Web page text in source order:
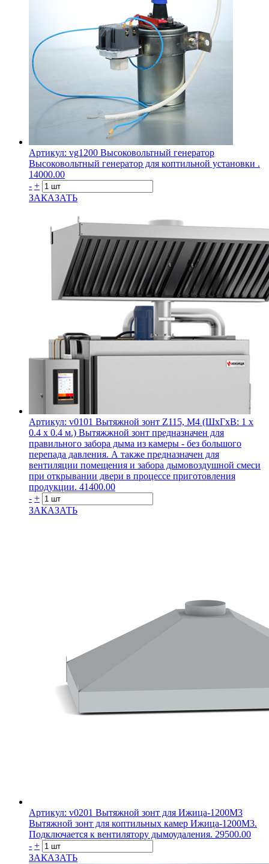
Артикул: vg1200 Высоковольтный генератор
Высоковольтный генератор для коптильной установки .
14000.00
- +
ЗАКАЗАТЬ
Артикул: v0101 Вытяжной зонт Z115, М4 (ШхГхВ: 1 х
0.4 х 0.4 м.) Вытяжжной зонт предназначен для
правильного забора дыма из камеры - без большого
перепада давления. А также предназначен для
вентиляции помещения и забора дымовоздушной смеси
при открывании двери в процессе приготовления
продукции. 41400.00
- +
ЗАКАЗАТЬ
Артикул: v0201 Вытяжной зонт для Ижица-1200М3
Вытяжной зонт для коптильных камер Ижица-1200М3.
Подключается к вентилятору дымоудаления. 29500.00
- +
ЗАКАЗАТЬ